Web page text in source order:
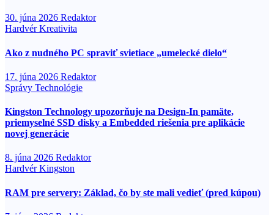
30. júna 2026 Redaktor
HardvérKreativita
Ako z nudného PC spraviť svietiace „umelecké dielo“
17. júna 2026 Redaktor
Správy Technológie
Kingston Technology upozorňuje na Design-In pamäte,
priemyselné SSD disky a Embedded riešenia pre aplikácie
novej generácie
8. júna 2026 Redaktor
HardvérKingston
RAM pre servery: Základ, čo by ste mali vedieť (pred kúpou)